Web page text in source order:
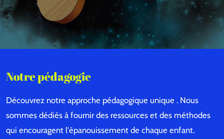
Notre pédagogie
Découvrez notre approche pédagogique unique . Nous
sommes dédiés à fournir des ressources et des méthodes
qui encouragent l'épanouissement de chaque enfant.